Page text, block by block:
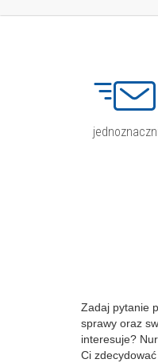
Zadaj pytanie
sprawy oraz
interesuje?
Ci